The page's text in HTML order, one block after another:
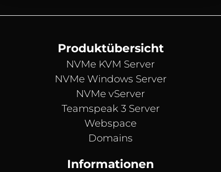
Produktübersicht
NVMe KVM Server
NVMe Windows Server
NVMe vServer
Teamspeak 3 Server
Webspace
Domains
Informationen